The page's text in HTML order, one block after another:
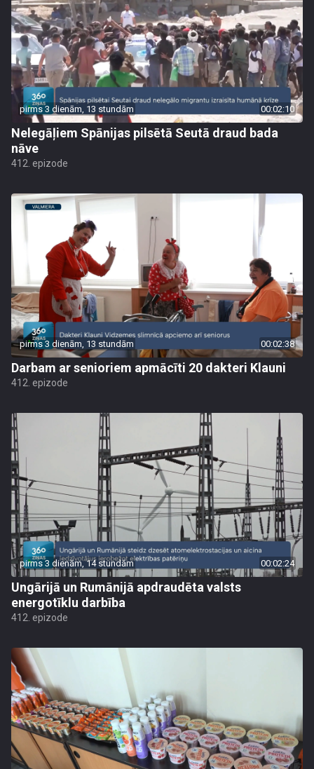
pirms 3 dienām, 13 stundām 00:02:10
Nelegāļiem Spānijas pilsētā Seutā draud bada
nāve
412. epizode
pirms 3 dienām, 13 stundām 00:02:38
Darbam ar senioriem apmācīti 20 dakteri Klauni
412. epizode
pirms 3 dienām, 14 stundām 00:02:24
Ungārijā un Rumānijā apdraudēta valsts
energotīklu darbība
412. epizode